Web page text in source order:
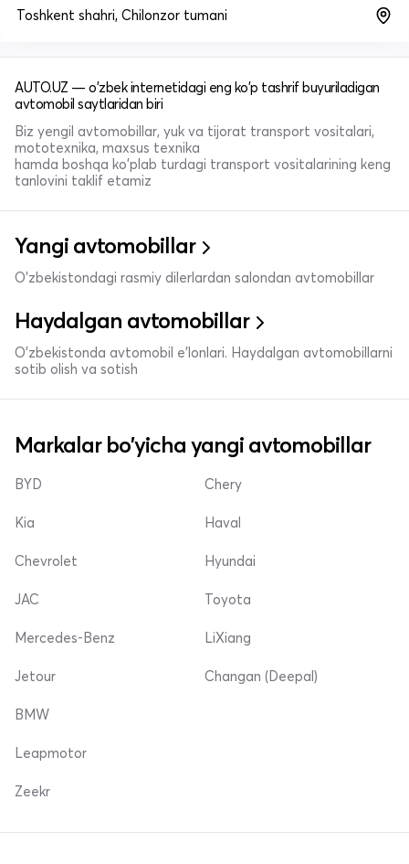
Toshkent shahri, Chilonzor tumani
AUTO.UZ — o'zbek internetidagi eng ko'p tashrif buyuriladigan
avtomobil saytlaridan biri
Biz yengil avtomobillar, yuk va tijorat transport vositalari,
mototexnika, maxsus texnika
hamda boshqa ko'plab turdagi transport vositalarining keng
tanlovini taklif etamiz
Yangi avtomobillar
O'zbekistondagi rasmiy dilerlardan salondan avtomobillar
Haydalgan avtomobillar
O'zbekistonda avtomobil e’lonlari. Haydalgan avtomobillarni
sotib olish va sotish
Markalar bo'yicha yangi avtomobillar
BYD
Kia
Chevrolet
Chery
Haval
Hyundai
JAC
Mercedes-Benz
Jetour
Toyota
LiXiang
Changan (Deepal)
BMW
Leapmotor
Zeekr